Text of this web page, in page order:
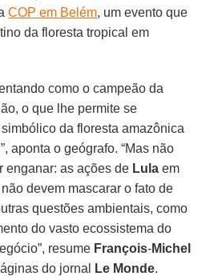
COP em Belém, um evento que
da floresta tropical em
como o campeão da
o que lhe permite se
da floresta amazônica
aponta o geógrafo. “Mas não
enganar: as ações de Lula em
não devem mascarar o fato de
questões ambientais, como
do vasto ecossistema do
resume François-Michel
do jornal Le Monde.